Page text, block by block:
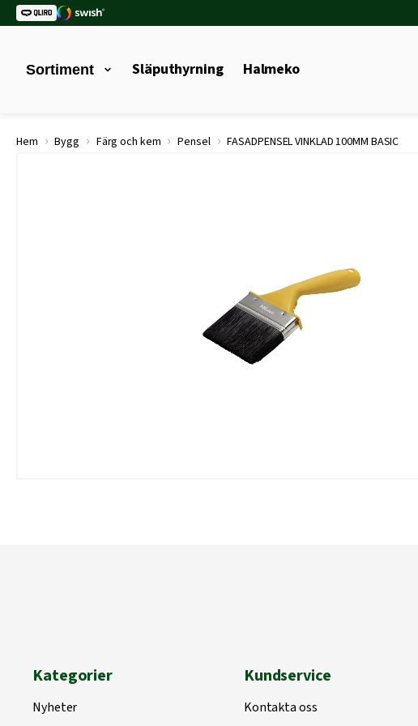
Sortiment Släputhyrning Halmeko
Hem › Bygg › Färg och kem › Pensel › FASADPENSEL VINKLAD 100MM BASIC
Kategorier
Nyheter
Kundservice
Kontakta oss